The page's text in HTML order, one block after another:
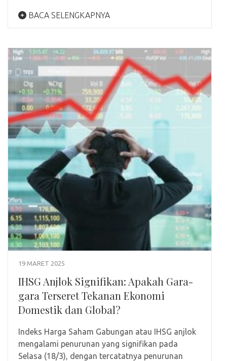
BACA SELENGKAPNYA
19 MARET 2025
IHSG Anjlok Signifikan: Apakah Gara-
gara Terseret Tekanan Ekonomi
Domestik dan Global?
Indeks Harga Saham Gabungan atau IHSG anjlok
mengalami penurunan yang signifikan pada
Selasa (18/3), dengan tercatatnya penurunan